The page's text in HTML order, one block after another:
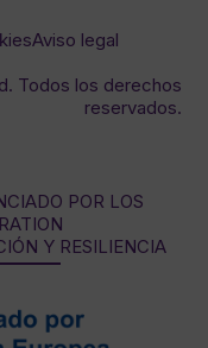
Aviso legal
Todos los derechos
reservados.
POR LOS
Y RESILIENCIA